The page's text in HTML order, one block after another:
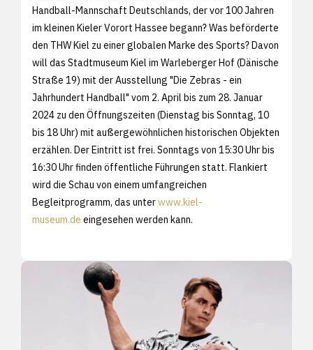
Handball-Mannschaft Deutschlands, der vor 100 Jahren
im kleinen Kieler Vorort Hassee begann? Was beförderte
den THW Kiel zu einer globalen Marke des Sports? Davon
will das Stadtmuseum Kiel im Warleberger Hof (Dänische
Straße 19) mit der Ausstellung "Die Zebras - ein
Jahrhundert Handball" vom 2. April bis zum 28. Januar
2024 zu den Öffnungszeiten (Dienstag bis Sonntag, 10
bis 18 Uhr) mit außergewöhnlichen historischen Objekten
erzählen. Der Eintritt ist frei. Sonntags von 15:30 Uhr bis
16:30 Uhr finden öffentliche Führungen statt. Flankiert
wird die Schau von einem umfangreichen
Begleitprogramm, das unterwww.kiel-
museum.de eingesehen werden kann.